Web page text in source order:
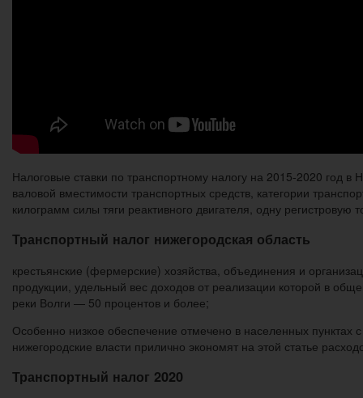
Налоговые ставки по транспортному налогу на 2015-2020 год в
валовой вместимости транспортных средств, категории
килограмм силы тяги реактивного двигателя, одну
Транспортный налог нижегородская область
крестьянские (фермерские) хозяйства, объединения и
продукции, удельный вес доходов от реализации которой в
реки Волги — 50 процентов и более;
Особенно низкое обеспечение отмечено в населенных
нижегородские власти прилично экономят на этой статье
Транспортный налог 2020